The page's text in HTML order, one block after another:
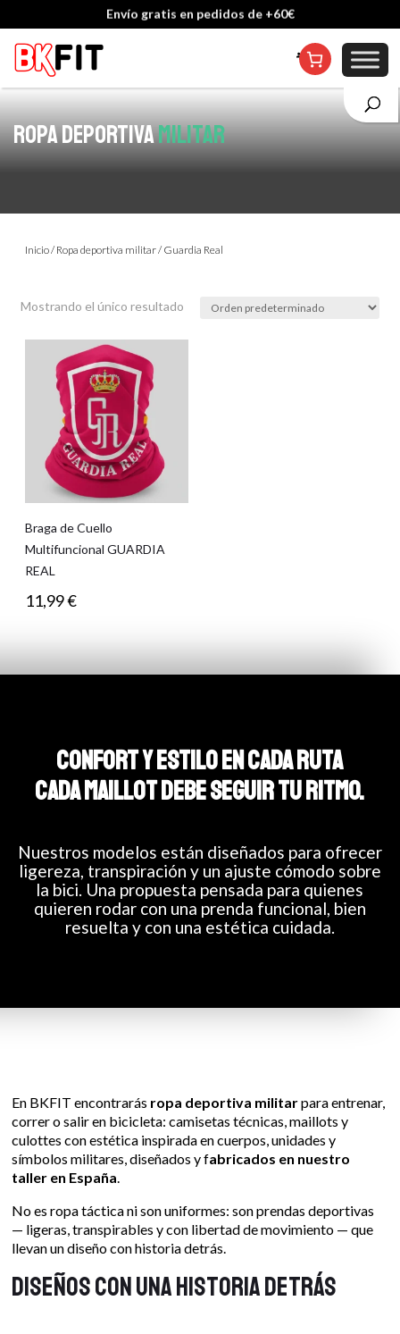
Envío gratis en pedidos de +60€
Cambio de talla incluido, excepto en personalizados
ROPA DEPORTIVAMILITAR
Inicio/ Ropa deportiva militar/ Guardia Real
Mostrando el único resultado
Braga de Cuello
Multifuncional GUARDIA
REAL
11,99€
CONFORT Y ESTILO EN CADA RUTA
CADA MAILLOT DEBE SEGUIR TU RITMO.
Nuestros modelos están diseñados para ofrecer
ligereza, transpiración y un ajuste cómodo sobre
la bici. Una propuesta pensada para quienes
quieren rodar con una prenda funcional, bien
resuelta y con una estética cuidada.
En BKFIT encontrarás ropa deportiva militarpara entrenar,
correr o salir en bicicleta: camisetas técnicas, maillots y
culottes con estética inspirada en cuerpos, unidades y
símbolos militares, diseñados y fabricados en nuestro
taller en España
No es ropa táctica ni son uniformes: son prendas deportivas
— ligeras, transpirables y con libertad de movimiento — que
llevan un diseño con historia detrás.
Diseños con una historia detrás